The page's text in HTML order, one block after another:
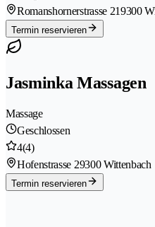
Romanshornerstrasse 219300
Termin reservieren
Jasminka Massagen
Massage
Geschlossen
4(4)
Hofenstrasse 29300 Wittenbach
Termin reservieren